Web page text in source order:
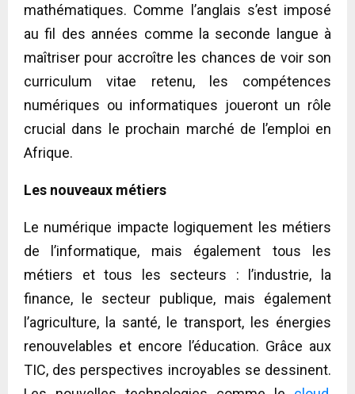
mathématiques. Comme l’anglais s’est imposé
au fil des années comme la seconde langue à
maîtriser pour accroître les chances de voir son
curriculum vitae retenu, les compétences
numériques ou informatiques joueront un rôle
crucial dans le prochain marché de l’emploi en
Afrique.
Les nouveaux métiers
Le numérique impacte logiquement les métiers
de l’informatique, mais également tous les
métiers et tous les secteurs : l’industrie, la
finance, le secteur publique, mais également
l’agriculture, la santé, le transport, les énergies
renouvelables et encore l’éducation. Grâce aux
TIC, des perspectives incroyables se dessinent.